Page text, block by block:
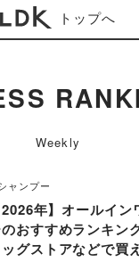
トップへ
ャンプー
2026年】オールイ
おすすめランキン
グストアなどで買
Weekly